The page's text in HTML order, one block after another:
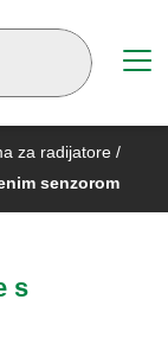
za radijatore /
senzorom
s